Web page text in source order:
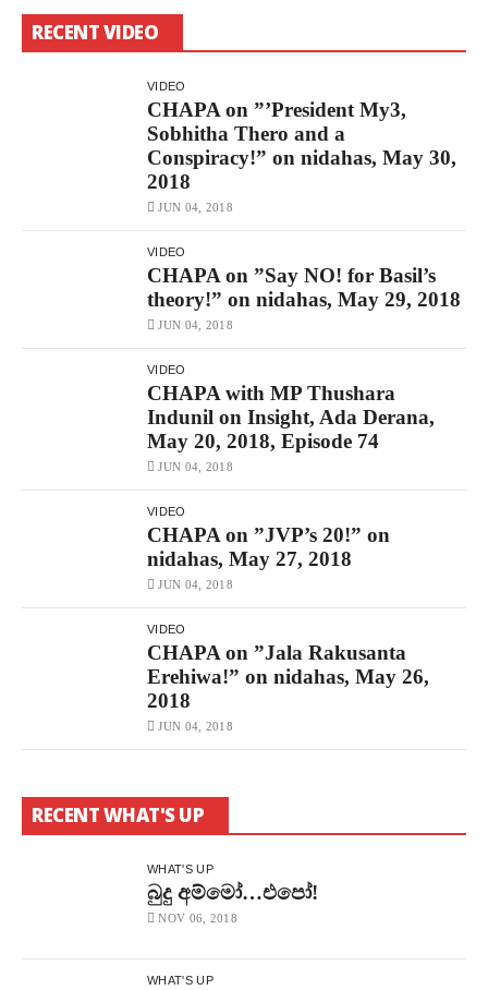
RECENT VIDEO
VIDEO
CHAPA on ”’President My3,
Sobhitha Thero and a
Conspiracy!” on nidahas, May 30,
2018
JUN 04, 2018
VIDEO
CHAPA on ”Say NO! for Basil’s
theory!” on nidahas, May 29, 2018
JUN 04, 2018
VIDEO
CHAPA with MP Thushara
Indunil on Insight, Ada Derana,
May 20, 2018, Episode 74
JUN 04, 2018
VIDEO
CHAPA on ”JVP’s 20!” on
nidahas, May 27, 2018
JUN 04, 2018
VIDEO
CHAPA on ”Jala Rakusanta
Erehiwa!” on nidahas, May 26,
2018
JUN 04, 2018
RECENT WHAT'S UP
WHAT'S UP
බුදු අම්මෝ…එපෝ!
NOV 06, 2018
WHAT'S UP